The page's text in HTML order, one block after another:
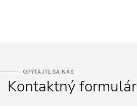
OPÝTAJTE SA NÁS
Kontaktnýformulár